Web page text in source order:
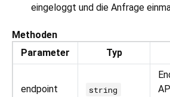
eingeloggt und die Anfrage
Methoden
Parameter
Typ
endpoint string